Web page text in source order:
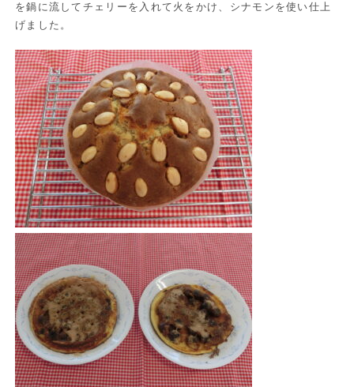
を鍋に流してチェリーを入れて火をかけ、シナモンを使い仕上
げました。